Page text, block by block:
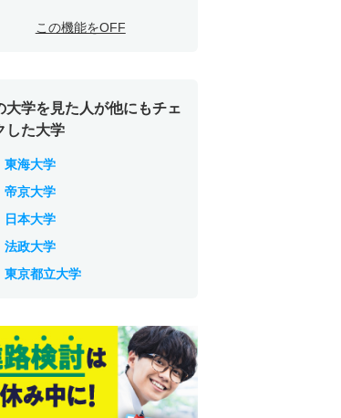
この機能をOFF
大学を見た人が他にもチェ
した大学
東海大学
帝京大学
日本大学
法政大学
東京都立大学